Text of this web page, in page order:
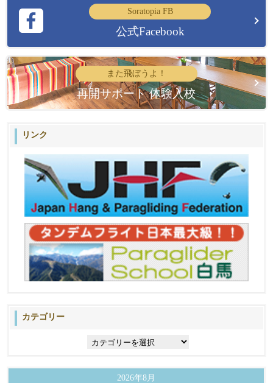
Soratopia FB
公式Facebook
また飛ぼうよ！
再開サポート 体験入校
リンク
カテゴリー
2026年8月